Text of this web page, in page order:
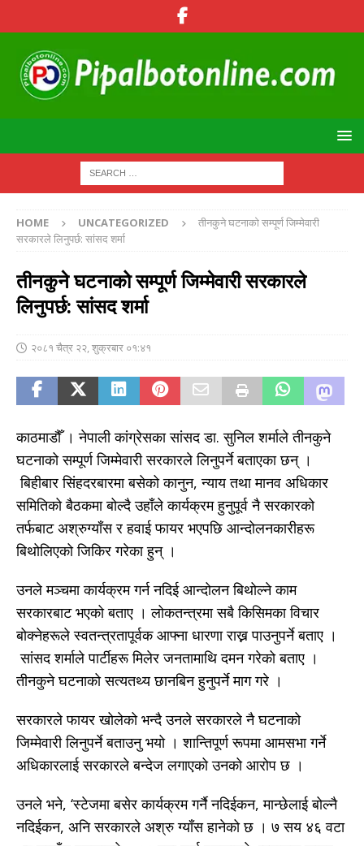
HOME UNCATEGORIZED
तीनकुने घटनाको सम्पूर्ण जिम्मेवारी
सरकारले लिनुपर्छ: सांसद शर्मा
तीनकुने घटनाको सम्पूर्ण जिम्मेवारी सरकारले
लिनुपर्छ: सांसद शर्मा
२०८१ चैत्र २२, शुक्रबार ०१:४१
काठमाडौँ । नेपाली कांग्रेसका सांसद डा. सुनिल शर्माले तीनकुने
घटनाको सम्पूर्ण जिम्मेवारी सरकारले लिनुपर्ने बताएका छन् ।
बिहीबार सिंहदरबारमा बसेको कानुन, न्याय तथा मानव अधिकार
समितिको बैठकमा बोल्दै उहाँले कार्यक्रम हुनुपूर्व नै सरकारको
तर्फबाट अश्रुग्याँस र हवाई फायर भएपछि आन्दोलनकारीहरू
बिथोलिएको जिकिर गरेका हुन् ।
उनले मञ्चमा कार्यक्रम गर्न नदिई आन्दोलन बिथोल्ने काम
सरकारबाट भएको बताए । लोकतन्त्रमा सबै किसिमका विचार
बोक्नेहरूले स्वतन्त्रतापूर्वक आफ्ना धारणा राख्न पाउनुपर्ने बताए ।
सांसद शर्माले पार्टीहरू मिलेर जनतामाथि दमन गरेको बताए ।
तीनकुने घटनाको सत्यतथ्य छानबिन हुनुपर्ने माग गरे ।
सरकारले फायर खोलेको भन्दै उनले सरकारले नै घटनाको
जिम्मेवारी लिनुपर्ने बताउनु भयो । शान्तिपूर्ण रूपमा आमसभा गर्ने
अधिकारलाई सरकारले बन्देज लगाएको उनको आरोप छ ।
उनले भने, ‘स्टेजमा बसेर कार्यक्रम गर्नै नदिईकन, मान्छेलाई बोल्नै
नदिईकन, अनि सरकारले अश्रु ग्याँस हानेको छ । ७ सय ४६ वटा